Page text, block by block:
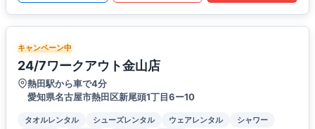
キャンペーン中
24/7ワークアウト金山店
熱田駅から車で4分
愛知県名古屋市熱田区新尾頭1丁目6ー10
タオルレンタル シューズレンタル ウェアレンタル
シャワー